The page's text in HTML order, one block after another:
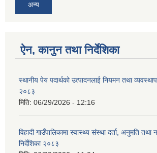
अन्य
ऐन, कानुन तथा निर्देशिका
स्थानीय पेय पदार्थको उत्पादनलाई नियमन तथा
२०८३
मिति: 06/29/2026 - 12:16
विहादी गाउँपालिकामा स्वास्थ्य संस्था दर्ता, अनुमति तथा
निर्देशिका २०८३